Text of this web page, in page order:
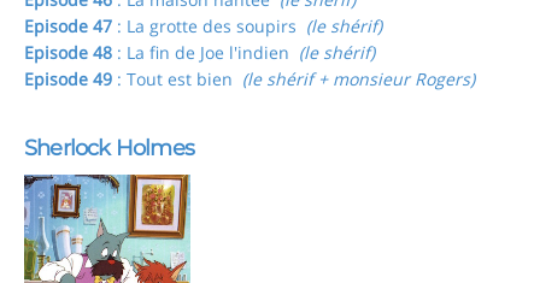
Episode 47 : La grotte des soupirs (le shérif)
Episode 48 : La fin de Joe l'indien (le shérif)
Episode 49 : Tout est bien (le shérif + monsieur Rogers)
Sherlock Holmes